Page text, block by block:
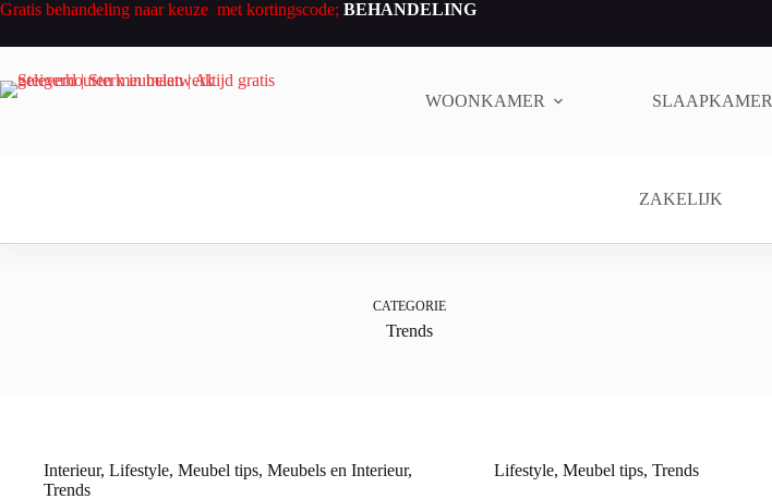
Ga
de
Gratis behandeling naar keuze met kortingscode; BEHANDELING
WOONKAMER SLAAPKAMER
ZAKELIJK
CATEGORIE
Trends
Interieur, Lifestyle, Meubel tips, Meubels en Interieur,
Trends
Lifestyle,Meubel tips,Trends